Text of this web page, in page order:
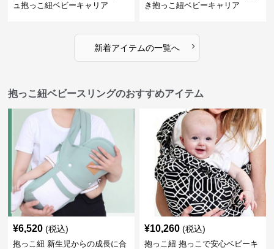
ュ抱っこ紐ベビーキャリア
き抱っこ紐ベビーキャリア
新着アイテムの一覧へ ›
抱っこ紐ベビースリングのおすすめアイテム
¥6,520 (税込)
抱っこ紐 新生児からの成長に合
¥10,260 (税込)
抱っこ紐 抱っこで安心ベビーキ